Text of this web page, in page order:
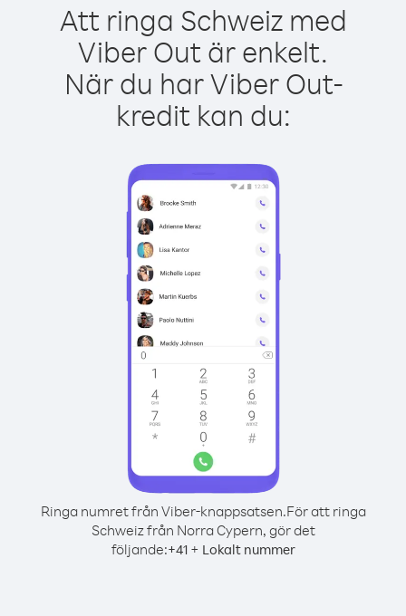
Att ringa Schweiz med
Viber Out är enkelt.
När du har Viber Out-
kredit kan du:
Ringa numret från Viber-knappsatsen.För att ringa
Schweiz från Norra Cypern, gör det
följande:+41+ Lokalt nummer